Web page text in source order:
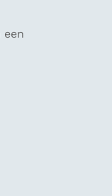
een